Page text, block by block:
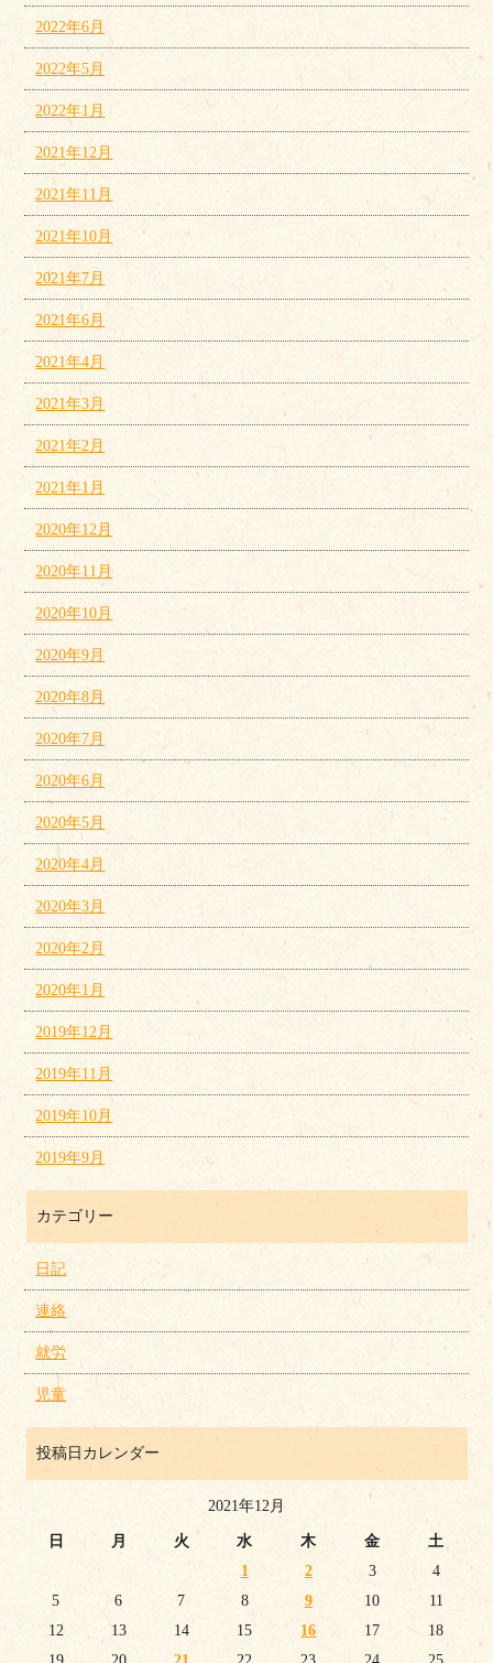
2022年6月
2022年5月
2022年1月
2021年12月
2021年11月
2021年10月
2021年7月
2021年6月
2021年4月
2021年3月
2021年2月
2021年1月
2020年12月
2020年11月
2020年10月
2020年9月
2020年8月
2020年7月
2020年6月
2020年5月
2020年4月
2020年3月
2020年2月
2020年1月
2019年12月
2019年11月
2019年10月
2019年9月
カテゴリー
日記
連絡
就労
児童
投稿日カレンダー
2021年12月
日 月 火 水 木 金
土
1
2 3
4
5
6 7 8 9 10
11
12
13 14 15 16 17
18